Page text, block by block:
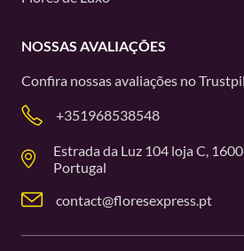
NOSSAS AVALIAÇÕES
Confira nossas avaliações no
+351968538548
Estrada da Luz 104 loja C,
Portugal
contact@floresexpress.pt